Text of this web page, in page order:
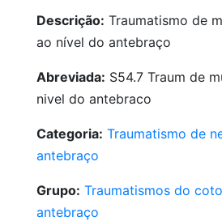
Descrição: Traumatismo de
ao nível do antebraço
Abreviada: S54.7 Traum de
nivel do antebraco
Categoria: Traumatismo de
antebraço
Grupo: Traumatismos do
antebraço